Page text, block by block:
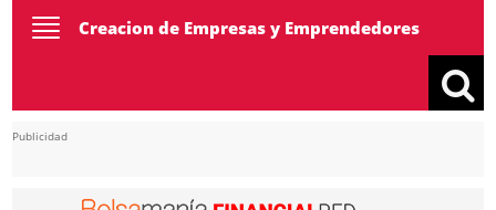
ToggleCreacion de Empresas y Emprendedores
Publicidad